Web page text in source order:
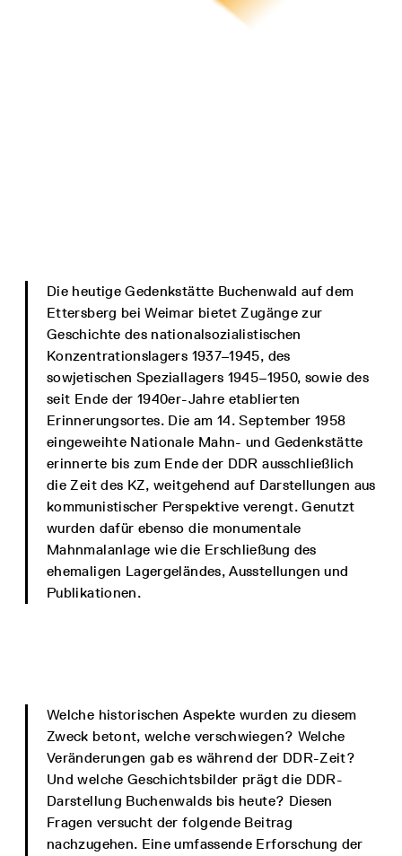
Die heutige Gedenkstätte Buchenwald auf dem
Ettersberg bei Weimar bietet Zugänge zur
Geschichte des nationalsozialistischen
Konzentrationslagers 1937–1945, des
sowjetischen Speziallagers 1945–1950, sowie des
seit Ende der 1940er-Jahre etablierten
Erinnerungsortes. Die am 14. September 1958
eingeweihte Nationale Mahn- und Gedenkstätte
erinnerte bis zum Ende der DDR ausschließlich
die Zeit des KZ, weitgehend auf Darstellungen aus
kommunistischer Perspektive verengt. Genutzt
wurden dafür ebenso die monumentale
Mahnmalanlage wie die Erschließung des
ehemaligen Lagergeländes, Ausstellungen und
Publikationen.
Welche historischen Aspekte wurden zu diesem
Zweck betont, welche verschwiegen? Welche
Veränderungen gab es während der DDR-Zeit?
Und welche Geschichtsbilder prägt die DDR-
Darstellung Buchenwalds bis heute? Diesen
Fragen versucht der folgende Beitrag
nachzugehen. Eine umfassende Erforschung der